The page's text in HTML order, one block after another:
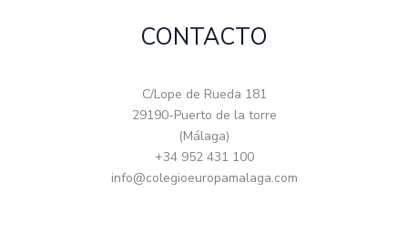
CONTACTO
C/Lope de Rueda 181
29190-Puerto de la torre
(Málaga)
+34 952 431 100
info@colegioeuropamalaga.com